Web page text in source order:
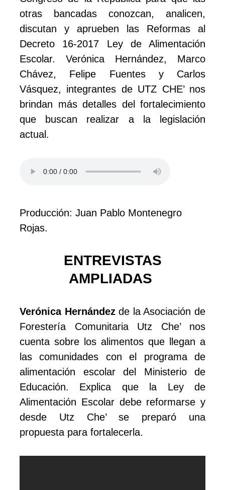
otras bancadas conozcan, analicen,
discutan y aprueben las Reformas al
Decreto 16-2017 Ley de Alimentación
Escolar. Verónica Hernández, Marco
Chávez, Felipe Fuentes y Carlos
Vásquez, integrantes de UTZ CHE’ nos
brindan más detalles del fortalecimiento
que buscan realizar a la legislación
actual.
Producción: Juan Pablo Montenegro
Rojas.
ENTREVISTAS
AMPLIADAS
Verónica Hernándezde la Asociación de
Forestería Comunitaria Utz Che’ nos
cuenta sobre los alimentos que llegan a
las comunidades con el programa de
alimentación escolar del Ministerio de
Educación. Explica que la Ley de
Alimentación Escolar debe reformarse y
desde Utz Che’ se preparó una
propuesta para fortalecerla.